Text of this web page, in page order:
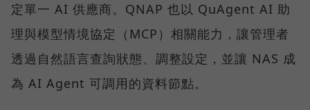
定單一 AI 供應商。QNAP 也以 QuAgent AI 助
理與模型情境協定（MCP）相關能力，讓管理者
透過自然語言查詢狀態、調整設定，並讓 NAS 成
為 AI Agent 可調用的資料節點。